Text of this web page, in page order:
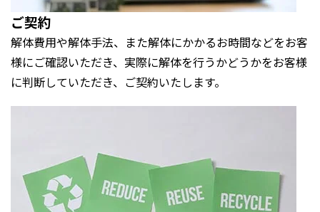
ご契約
解体費用や解体手法、また解体にかかるお時間などをお客
様にご確認いただき、実際に解体を行うかどうかをお客様
に判断していただき、ご契約いたします。